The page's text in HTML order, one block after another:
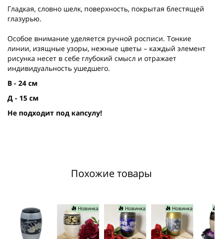
Гладкая, словно шелк, поверхность, покрытая блестящей
глазурью.
Особое внимание уделяется ручной росписи. Тонкие
линии, изящные узоры, нежные цветы – каждый элемент
рисунка несет в себе глубокий смысл и отражает
индивидуальность ушедшего.
В - 24 см
Д - 15 см
Не подходит под капсулу!
Похожие товары
Новинка Новинка Новинка